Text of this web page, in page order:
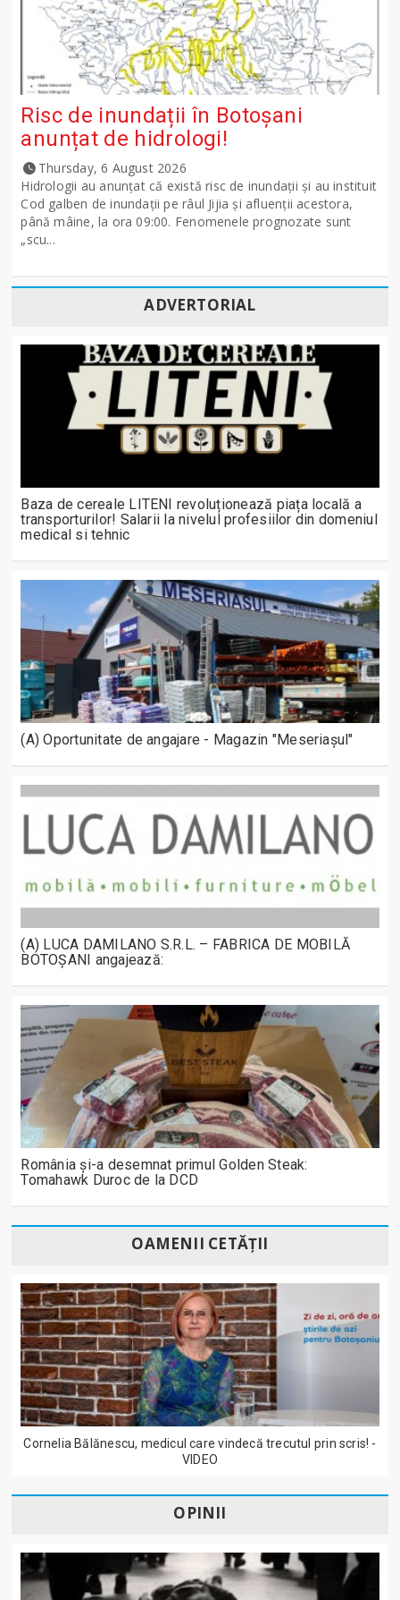
Risc de inundații în Botoșani
anunțat de hidrologi!
Thursday, 6 August 2026
Hidrologii au anunțat că există risc de inundații și au instituit
Cod galben de inundații pe râul Jijia și afluenții acestora,
până mâine, la ora 09:00. Fenomenele prognozate sunt
„scu...
ADVERTORIAL
Baza de cereale LITENI revoluționează piața locală a
transporturilor! Salarii la nivelul profesiilor din domeniul
medical si tehnic
(A) Oportunitate de angajare - Magazin "Meseriașul"
(A) LUCA DAMILANO S.R.L. – FABRICA DE MOBILĂ
BOTOȘANI angajează:
România și-a desemnat primul Golden Steak:
Tomahawk Duroc de la DCD
OAMENII CETĂȚII
Cornelia Bălănescu, medicul care vindecă trecutul prin scris! -
VIDEO
OPINII